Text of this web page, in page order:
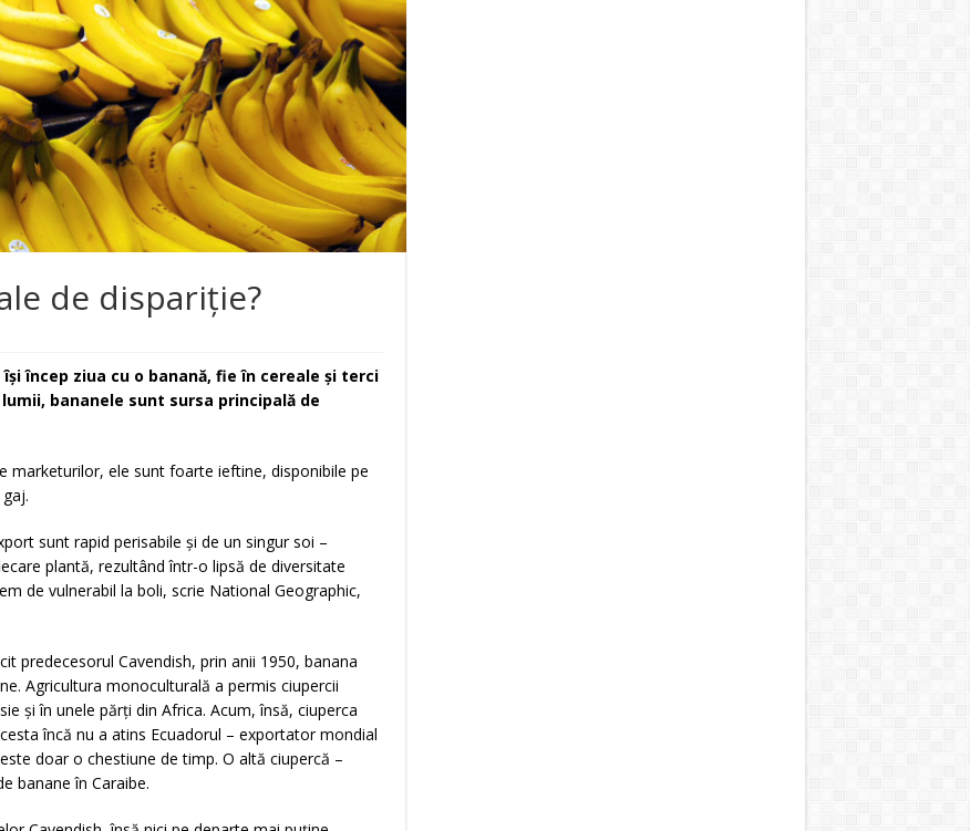
de dispariţie?
încep ziua cu o banană, fie în cereale şi terci
bananele sunt sursa principală de
marketurilor, ele sunt foarte ieftine, disponibile pe
sunt rapid perisabile şi de un singur soi –
plantă, rezultând într-o lipsă de diversitate
de vulnerabil la boli, scrie National Geographic,
predecesorul Cavendish, prin anii 1950, banana
Agricultura monoculturală a permis ciupercii
şi în unele părţi din Africa. Acum, însă, ciuperca
încă nu a atins Ecuadorul – exportator mondial
doar o chestiune de timp. O altă ciupercă –
banane în Caraibe.